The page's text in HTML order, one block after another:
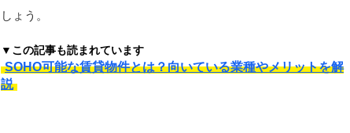
しょう。
▼この記事も読まれています
SOHO可能な賃貸物件とは？向いている業種やメリットを解
説